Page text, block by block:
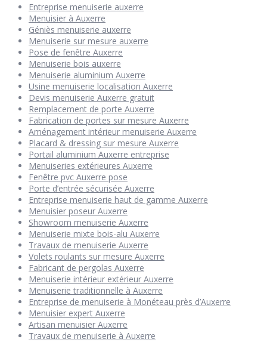
Entreprise menuiserie auxerre
Menuisier à Auxerre
Géniès menuiserie auxerre
Menuiserie sur mesure auxerre
Pose de fenêtre Auxerre
Menuiserie bois auxerre
Menuiserie aluminium Auxerre
Usine menuiserie localisation Auxerre
Devis menuiserie Auxerre gratuit
Remplacement de porte Auxerre
Fabrication de portes sur mesure Auxerre
Aménagement intérieur menuiserie Auxerre
Placard & dressing sur mesure Auxerre
Portail aluminium Auxerre entreprise
Menuiseries extérieures Auxerre
Fenêtre pvc Auxerre pose
Porte d’entrée sécurisée Auxerre
Entreprise menuiserie haut de gamme Auxerre
Menuisier poseur Auxerre
Showroom menuiserie Auxerre
Menuiserie mixte bois-alu Auxerre
Travaux de menuiserie Auxerre
Volets roulants sur mesure Auxerre
Fabricant de pergolas Auxerre
Menuiserie intérieur extérieur Auxerre
Menuiserie traditionnelle à Auxerre
Entreprise de menuiserie à Monéteau près d’Auxerre
Menuisier expert Auxerre
Artisan menuisier Auxerre
Travaux de menuiserie à Auxerre